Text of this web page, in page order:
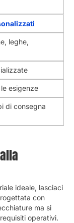
leghe,
esigenze
di consegna
ideale, lasciaci
con
ma si
operativi.